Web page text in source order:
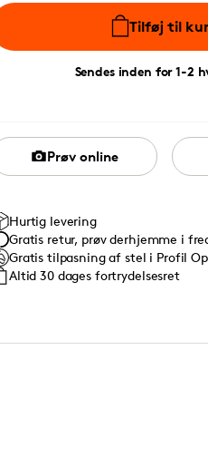
Tilføj til
Sendes inden for 1-2
Prøv online
Hurtig levering
Gratis retur, prøv derhjemme i
Gratis tilpasning af stel i Profil
Altid 30 dages fortrydelsesret